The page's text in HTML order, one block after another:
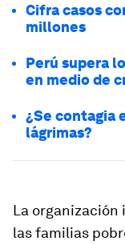
Cifra casos
millones
Perú supera
en medio de
¿Se contagia
lágrimas?
La organización
las familias